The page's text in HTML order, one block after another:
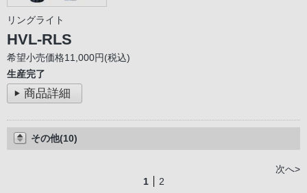
リングライト
HVL-RLS
希望小売価格11,000円(税込)
生産完了
商品詳細
その他(10)
次へ>
1
2